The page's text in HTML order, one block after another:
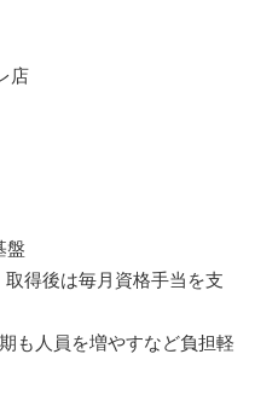
店
盤
得後は毎月資格手当を支
も人員を増やすなど負担軽